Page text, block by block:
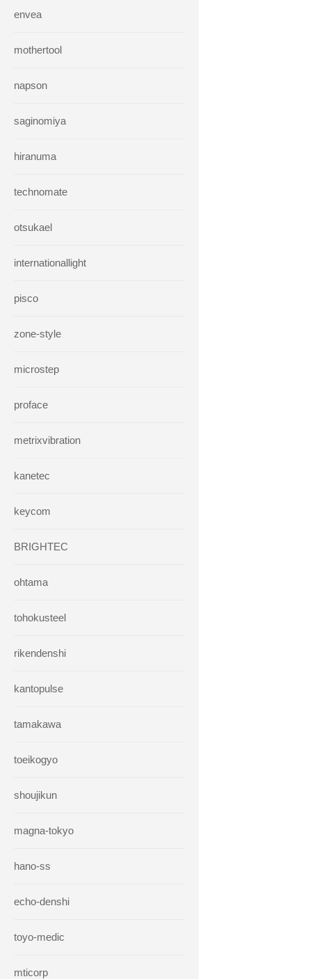
envea
mothertool
napson
saginomiya
hiranuma
technomate
otsukael
internationallight
pisco
zone-style
microstep
proface
metrixvibration
kanetec
keycom
BRIGHTEC
ohtama
tohokusteel
rikendenshi
kantopulse
tamakawa
toeikogyo
shoujikun
magna-tokyo
hano-ss
echo-denshi
toyo-medic
mticorp